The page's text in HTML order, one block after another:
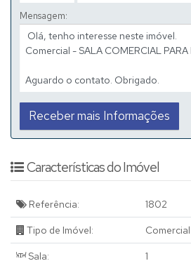
Mensagem:
Características do Imóvel
Referência: 1802
Tipo de Imóvel: Comercial
Sala: 1